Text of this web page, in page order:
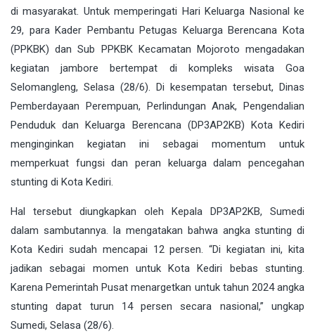
di masyarakat. Untuk memperingati Hari Keluarga Nasional ke
29, para Kader Pembantu Petugas Keluarga Berencana Kota
(PPKBK) dan Sub PPKBK Kecamatan Mojoroto mengadakan
kegiatan jambore bertempat di kompleks wisata Goa
Selomangleng, Selasa (28/6). Di kesempatan tersebut, Dinas
Pemberdayaan Perempuan, Perlindungan Anak, Pengendalian
Penduduk dan Keluarga Berencana (DP3AP2KB) Kota Kediri
menginginkan kegiatan ini sebagai momentum untuk
memperkuat fungsi dan peran keluarga dalam pencegahan
stunting di Kota Kediri.
Hal tersebut diungkapkan oleh Kepala DP3AP2KB, Sumedi
dalam sambutannya. Ia mengatakan bahwa angka stunting di
Kota Kediri sudah mencapai 12 persen. “Di kegiatan ini, kita
jadikan sebagai momen untuk Kota Kediri bebas stunting.
Karena Pemerintah Pusat menargetkan untuk tahun 2024 angka
stunting dapat turun 14 persen secara nasional,” ungkap
Sumedi, Selasa (28/6).